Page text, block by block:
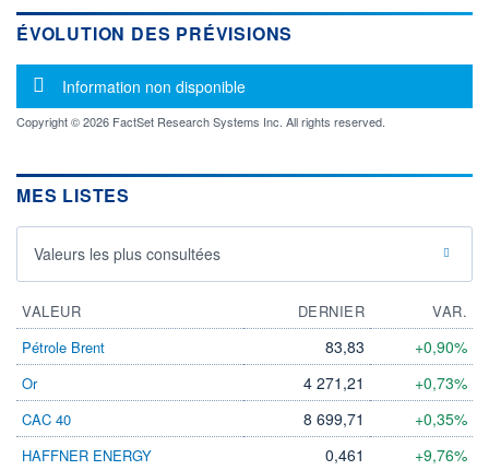
LIMITE À LA
BAISSE
LIMITE À LA
HAUSSE
RENDEMENT
- -
0,00 EUR DIVIDENDE
-
Non éligible
Boursobank
+ PORTEFEUILLE + LISTE
ÉVOLUTION DES PRÉVISIONS
Message d'information
Information non disponible
Copyright © 2026 FactSet Research Systems Inc. All rights reserved.
MES LISTES
Valeurs les plus consultées
VALEUR DERNIER
VAR.
Pétrole Brent
83,83 +0,90%
Or 4 271,21 +0,73%
CAC 40 8 699,71 +0,35%
HAFFNER ENERGY 0,461 +9,76%